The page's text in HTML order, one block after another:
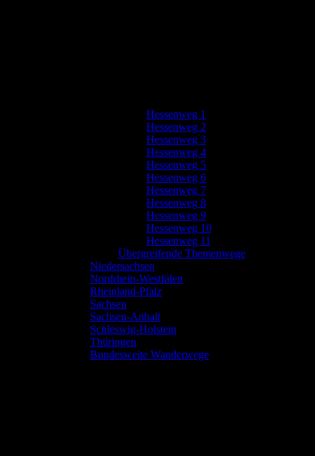
Hessenweg 1
Hessenweg 2
Hessenweg 3
Hessenweg 4
Hessenweg 5
Hessenweg 6
Hessenweg 7
Hessenweg 8
Hessenweg 9
Hessenweg 10
Hessenweg 11
Übergreifende Themenwege
Niedersachsen
Nordrhein-Westfalen
Rheinland-Pfalz
Sachsen
Sachsen-Anhalt
Schleswig-Holstein
Thüringen
Bundesweite Wanderwege